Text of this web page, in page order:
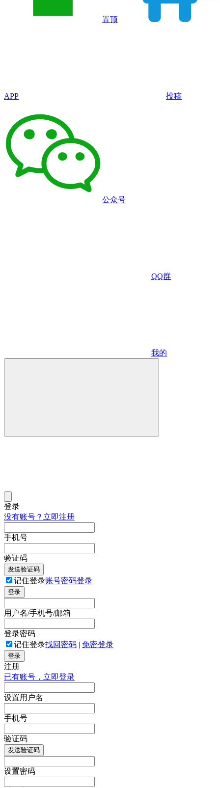
置顶
APP 投稿
公众号
QQ群
我的
登录
没有账号？立即注册
手机号
验证码
发送验证码
记住登录账号密码登录
登录
用户名/手机号/邮箱
登录密码
记住登录找回密码 | 免密登录
登录
注册
已有账号，立即登录
设置用户名
手机号
验证码
发送验证码
设置密码